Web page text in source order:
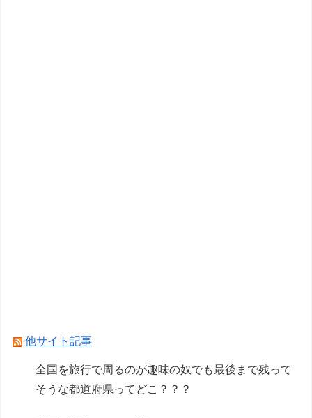
他サイト記事
全国を旅行で周るのが趣味の奴でも最後まで残って
そうな都道府県ってどこ？？？